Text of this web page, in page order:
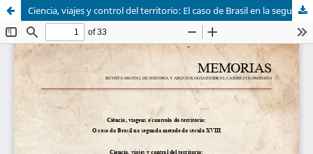
Ciencia, viajes y control del territorio: El caso de Brasil en la segunda mitad del siglo XVIII